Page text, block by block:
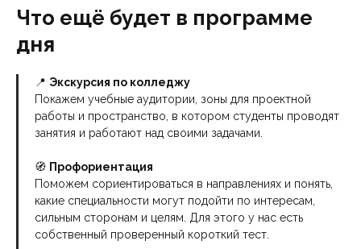
Что ещё будет в программе
дня
📍 Экскурсия по колледжу
Покажем учебные аудитории, зоны для проектной
работы и пространство, в котором студенты проводят
занятия и работают над своими задачами.
🧭 Профориентация
Поможем сориентироваться в направлениях и понять,
какие специальности могут подойти по интересам,
сильным сторонам и целям. Для этого у нас есть
собственный проверенный короткий тест.